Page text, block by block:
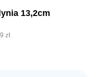
13,2cm
zł.